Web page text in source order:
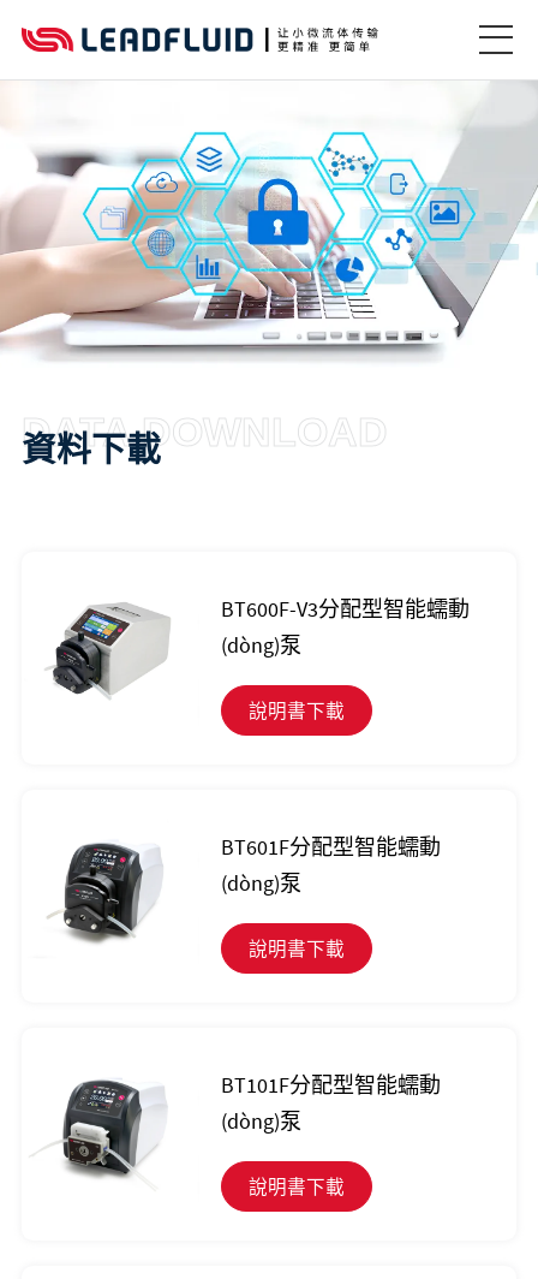
DATA DOWNLOAD
資料下載
BT600F-V3分配型智能蠕動
(dòng)泵
說明書下載
BT601F分配型智能蠕動
(dòng)泵
說明書下載
BT101F分配型智能蠕動
(dòng)泵
說明書下載